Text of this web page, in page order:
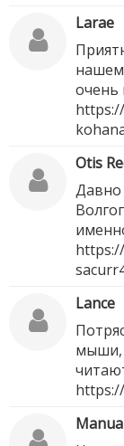
Larae
нашем
очень
Otis
Давно
Lance
мыши,